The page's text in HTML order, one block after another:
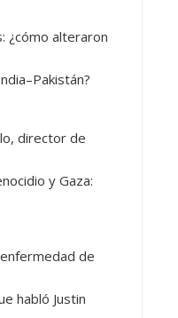
¿cómo alteraron
director de
y Gaza:
de
habló Justin